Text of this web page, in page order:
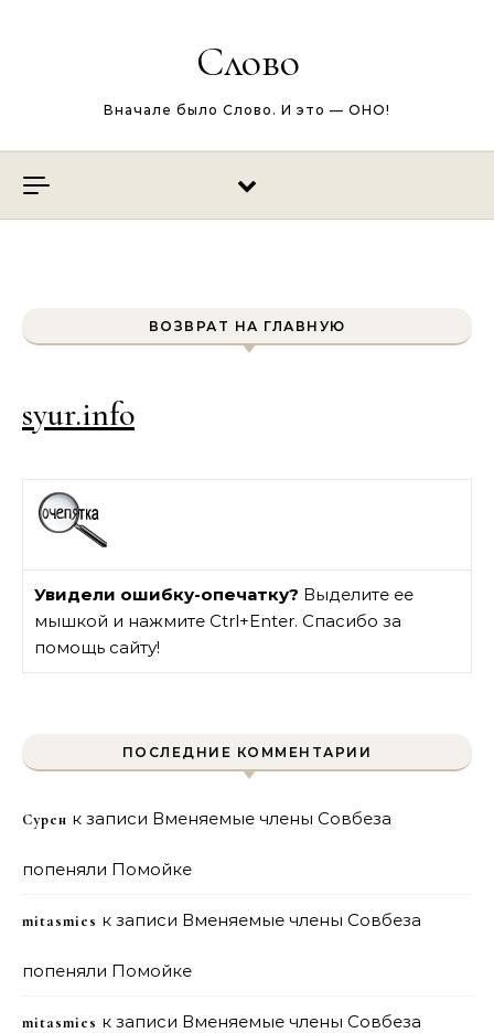
Слово
Вначале было Слово. И это — ОНО!
ВОЗВРАТ НА ГЛАВНУЮ
syur.info
Увидели ошибку-опечатку? Выделите ее
мышкой и нажмите Ctrl+Enter. Спасибо за
помощь сайту!
ПОСЛЕДНИЕ КОММЕНТАРИИ
Сурен к записи Вменяемые члены Совбеза
попеняли Помойке
mitasmies к записи Вменяемые члены Совбеза
попеняли Помойке
mitasmies к записи Вменяемые члены Совбеза